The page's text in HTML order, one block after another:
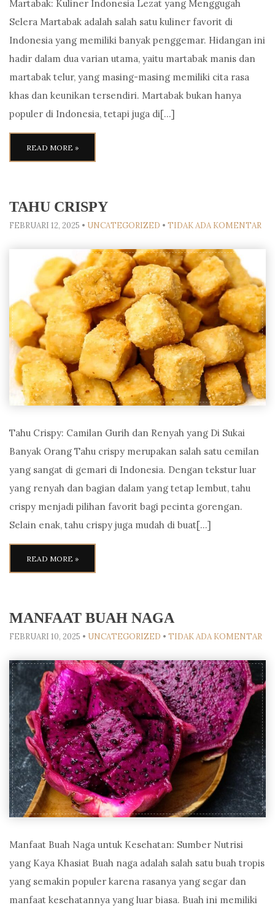
Martabak: Kuliner Indonesia Lezat yang Menggugah
Selera Martabak adalah salah satu kuliner favorit di
Indonesia yang memiliki banyak penggemar. Hidangan ini
hadir dalam dua varian utama, yaitu martabak manis dan
martabak telur, yang masing-masing memiliki cita rasa
khas dan keunikan tersendiri. Martabak bukan hanya
populer di Indonesia, tetapi juga di[…]
READ MORE »
TAHU CRISPY
FEBRUARI 12, 2025 • UNCATEGORIZED • TIDAK ADA KOMENTAR
Tahu Crispy: Camilan Gurih dan Renyah yang Di Sukai
Banyak Orang Tahu crispy merupakan salah satu cemilan
yang sangat di gemari di Indonesia. Dengan tekstur luar
yang renyah dan bagian dalam yang tetap lembut, tahu
crispy menjadi pilihan favorit bagi pecinta gorengan.
Selain enak, tahu crispy juga mudah di buat[…]
READ MORE »
MANFAAT BUAH NAGA
FEBRUARI 10, 2025 • UNCATEGORIZED • TIDAK ADA KOMENTAR
Manfaat Buah Naga untuk Kesehatan: Sumber Nutrisi
yang Kaya Khasiat Buah naga adalah salah satu buah tropis
yang semakin populer karena rasanya yang segar dan
manfaat kesehatannya yang luar biasa. Buah ini memiliki